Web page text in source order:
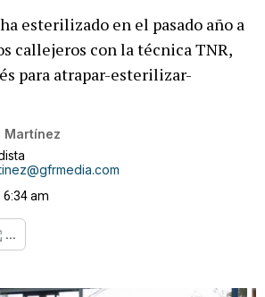
esterilizado en el pasado año a
callejeros con la técnica TNR,
para atrapar-esterilizar-
Martínez
6:34 am
...